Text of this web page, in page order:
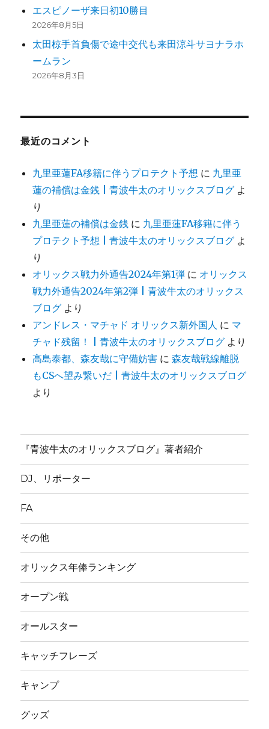
エスピノーザ来日初10勝目
2026年8月5日
太田椋手首負傷で途中交代も来田涼斗サヨナラホ
ームラン
2026年8月3日
最近のコメント
九里亜蓮FA移籍に伴うプロテクト予想 に 九里亜
蓮の補償は金銭 | 青波牛太のオリックスブログ よ
り
九里亜蓮の補償は金銭 に 九里亜蓮FA移籍に伴う
プロテクト予想 | 青波牛太のオリックスブログ よ
り
オリックス戦力外通告2024年第1弾 に オリックス
戦力外通告2024年第2弾 | 青波牛太のオリックス
ブログ より
アンドレス・マチャド オリックス新外国人 に マ
チャド残留！ | 青波牛太のオリックスブログ より
高島泰都、森友哉に守備妨害 に森友哉戦線離脱
もCSへ望み繋いだ | 青波牛太のオリックスブログ
より
『青波牛太のオリックスブログ』著者紹介
DJ、リポーター
FA
その他
オリックス年俸ランキング
オープン戦
オールスター
キャッチフレーズ
キャンプ
グッズ